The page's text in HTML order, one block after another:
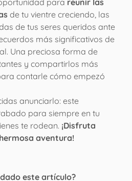
de tu vientre creciendo, las
de tus seres queridos ante
más significativos de
Una preciosa forma de
y compartirlos más
contarle cómo empezó
anunciarlo: este
para siempre en tu
te rodean. ¡Disfruta
aventura!
este artículo?